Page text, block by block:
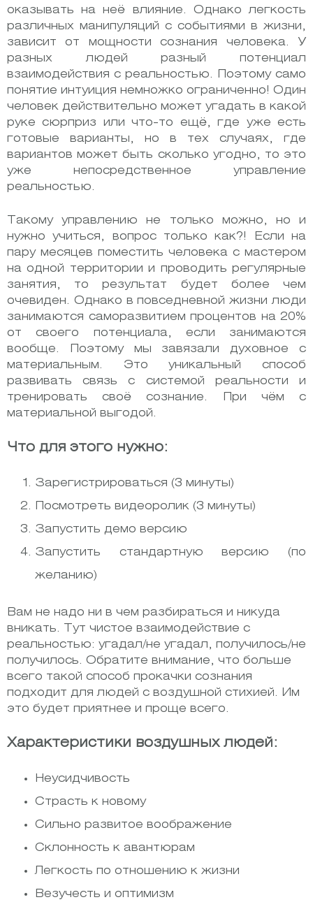
оказывать на неё влияние. Однако легкость
различных манипуляций с событиями в жизни,
зависит от мощности сознания человека. У
разных людей разный потенциал
взаимодействия с реальностью. Поэтому само
понятие интуиция немножко ограниченно! Один
человек действительно может угадать в какой
руке сюрприз или что-то ещё, где уже есть
готовые варианты, но в тех случаях, где
вариантов может быть сколько угодно, то это
уже непосредственное управление
реальностью.
Такому управлению не только можно, но и
нужно учиться, вопрос только как?! Если на
пару месяцев поместить человека с мастером
на одной территории и проводить регулярные
занятия, то результат будет более чем
очевиден. Однако в повседневной жизни люди
занимаются саморазвитием процентов на 20%
от своего потенциала, если занимаются
вообще. Поэтому мы завязали духовное с
материальным. Это уникальный способ
развивать связь с системой реальности и
тренировать своё сознание. При чём с
материальной выгодой.
Что для этого нужно:
Зарегистрироваться (3 минуты)
Посмотреть видеоролик (3 минуты)
Запустить демо версию
Запустить стандартную версию (по
желанию)
Вам не надо ни в чем разбираться и никуда
вникать. Тут чистое взаимодействие с
реальностью: угадал/не угадал, получилось/не
получилось. Обратите внимание, что больше
всего такой способ прокачки сознания
подходит для людей с воздушной стихией. Им
это будет приятнее и проще всего.
Характеристики воздушных людей:
Неусидчивость
Страсть к новому
Сильно развитое воображение
Склонность к авантюрам
Легкость по отношению к жизни
Везучесть и оптимизм